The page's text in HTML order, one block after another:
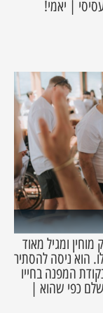
| יאמי!
מוחין ומגיל מאוד
הוא ניסה להסתיר
המפנה בחייו
כפי שהוא |